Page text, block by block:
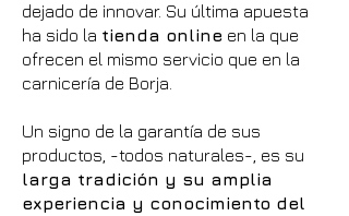
dejado de innovar. Su última apuesta
ha sido la tienda online en la que
ofrecen el mismo servicio que en la
carnicería de Borja.
Un signo de la garantía de sus
productos, -todos naturales-, es su
larga tradición y su amplia
experiencia y conocimiento del